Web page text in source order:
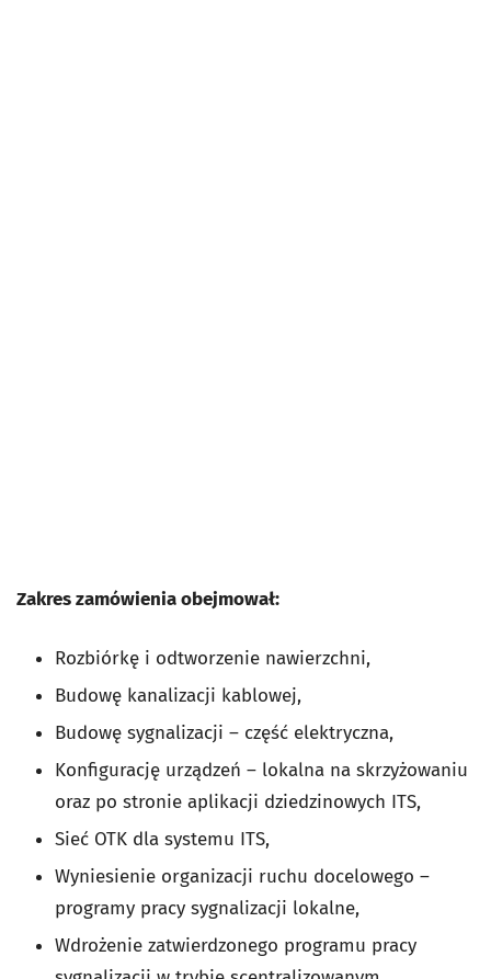
Zakres zamówienia obejmował:
Rozbiórkę i odtworzenie nawierzchni,
Budowę kanalizacji kablowej,
Budowę sygnalizacji – część elektryczna,
Konfigurację urządzeń – lokalna na skrzyżowaniu
oraz po stronie aplikacji dziedzinowych ITS,
Sieć OTK dla systemu ITS,
Wyniesienie organizacji ruchu docelowego –
programy pracy sygnalizacji lokalne,
Wdrożenie zatwierdzonego programu pracy